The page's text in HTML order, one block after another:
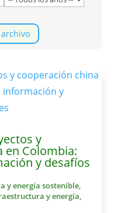
y
en Colombia:
y desafíos
y energía sostenible,
y energía,